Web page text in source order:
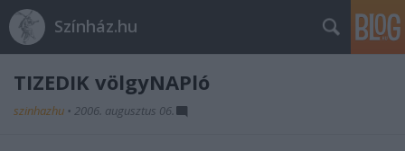
Színház.hu
TIZEDIK völgyNAPló
szinhazhu • 2006. augusztus 06.